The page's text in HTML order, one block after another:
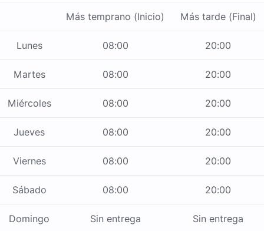
Más temprano (Inicio) Más tarde (Final)
Lunes 08:00 20:00
Martes 08:00 20:00
Miércoles 08:00 20:00
Jueves 08:00 20:00
Viernes 08:00 20:00
Sábado 08:00 20:00
Domingo Sin entrega Sin entrega